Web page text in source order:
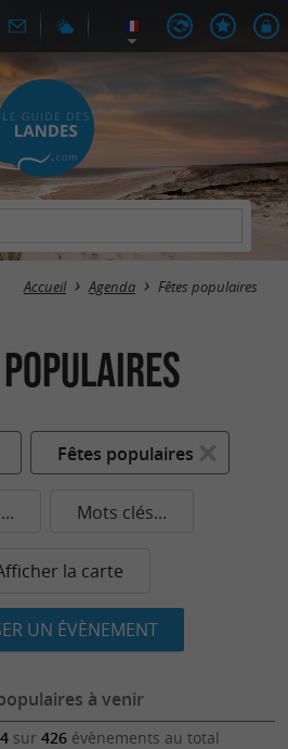
Accueil Agenda Fêtes populaires
populaires
Fêtes populaires
Mots clés...
la carte
UN ÉVÈNEMENT
à venir
sur 426évènements au total